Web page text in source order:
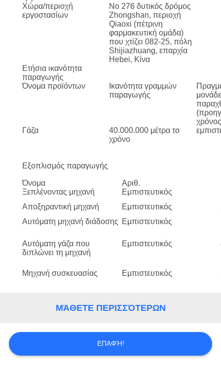
ΈΛΕΓΧΟΣ
ΕΠΑΦΉ
ΖΗΤΉΣΤΕ
ΑΠΌΣΠΑΣΜΑ
Χώρα/περιοχή
εργοστασίων
Νο 276 δυτικός δρόμος
Zhongshan, περιοχή
Qiaoxi (πέτρινη
φαρμακευτική ομάδα)
που χτίζει 082-25, πόλη
Shijiazhuang, επαρχία
Hebei, Κίνα
Ετήσια ικανότητα
παραγωγής
Όνομα προϊόντων
Ικανότητα γραμμών
παραγωγής
Γάζα
40.000.000 μέτρα το
χρόνο
Εξοπλισμός παραγωγής
Όνομα Αριθ.
Ξεπλένοντας μηχανή
Εμπιστευτικός
Αποξηραντική μηχανή
Εμπιστευτικός
Αυτόματη μηχανή διάδοσης Εμπιστευτικός
Αυτόματη γάζα που
διπλώνει τη μηχανή
Εμπιστευτικός
Μηχανή συσκευασίας Εμπιστευτικός
ΜΆΘΕΤΕ ΠΕΡΙΣΣΌΤΕΡΩΝ
ΕΠΑΦΉ!